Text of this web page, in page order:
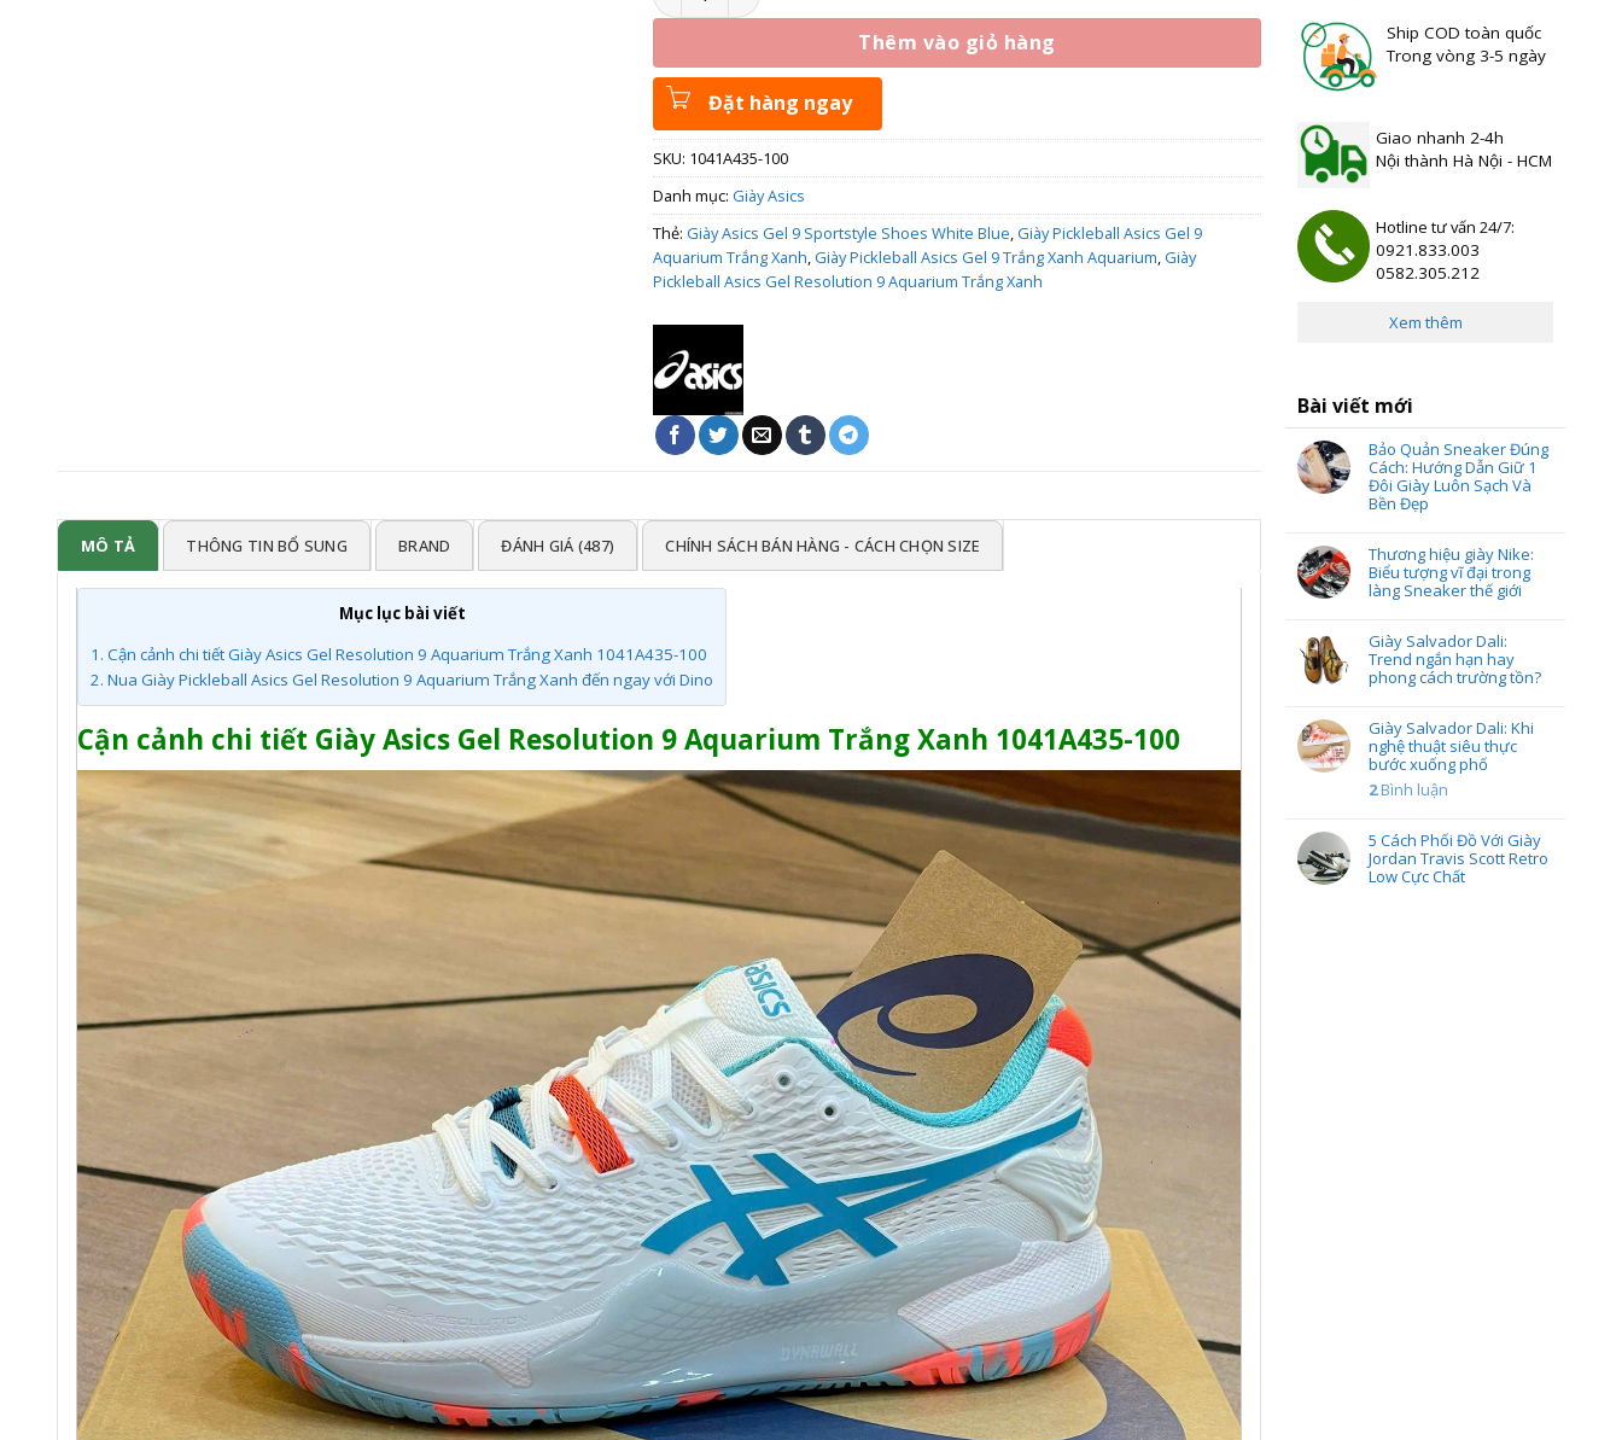
Ship COD toàn quốc
Trong vòng 3-5 ngày
Giao nhanh 2-4h
Nội thành Hà Nội - HCM
Hotline tư vấn 24/7:
0921.833.003
0582.305.212
Xem thêm
Bài viết mới
Bảo Quản Sneaker Đúng
Cách: Hướng Dẫn Giữ 1
Đôi Giày Luôn Sạch Và
Bền Đẹp
Thương hiệu giày Nike:
Biểu tượng vĩ đại trong
làng Sneaker thế giới
Giày Salvador Dali:
Trend ngắn hạn hay
phong cách trường tồn?
Giày Salvador Dali: Khi
nghệ thuật siêu thực
bước xuống phố
2Bình luận
5 Cách Phối Đồ Với Giày
Jordan Travis Scott Retro
Low Cực Chất
Thêm vào giỏ hàng
Đặt hàng ngay
SKU: 1041A435-100
Danh mục: Giày Asics
Thẻ: Giày Asics Gel 9 Sportstyle Shoes White Blue Giày Pickleball Asics Gel 9
Aquarium Trắng Xanh Giày Pickleball Asics Gel 9 Trắng Xanh Aquarium Giày
Pickleball Asics Gel Resolution 9 Aquarium Trắng Xanh
MÔ TẢ THÔNG TIN BỔ SUNG BRAND ĐÁNH GIÁ (487) CHÍNH SÁCH BÁN HÀNG - CÁCH CHỌN SIZE
Mục lục bài viết
1. Cận cảnh chi tiết Giày Asics Gel Resolution 9 Aquarium Trắng Xanh 1041A435-100
2. Nua Giày Pickleball Asics Gel Resolution 9 Aquarium Trắng Xanh đến ngay với Dino
Cận cảnh chi tiết Giày Asics Gel Resolution 9 Aquarium Trắng Xanh 1041A435-100